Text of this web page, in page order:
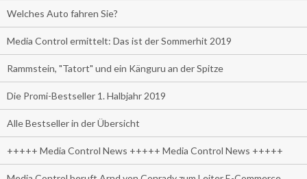
Welches Auto fahren Sie?
Media Control ermittelt: Das ist der Sommerhit 2019
Rammstein, "Tatort" und ein Känguru an der Spitze
Die Promi-Bestseller 1. Halbjahr 2019
Alle Bestseller in der Übersicht
+++++ Media Control News +++++ Media Control News +++++